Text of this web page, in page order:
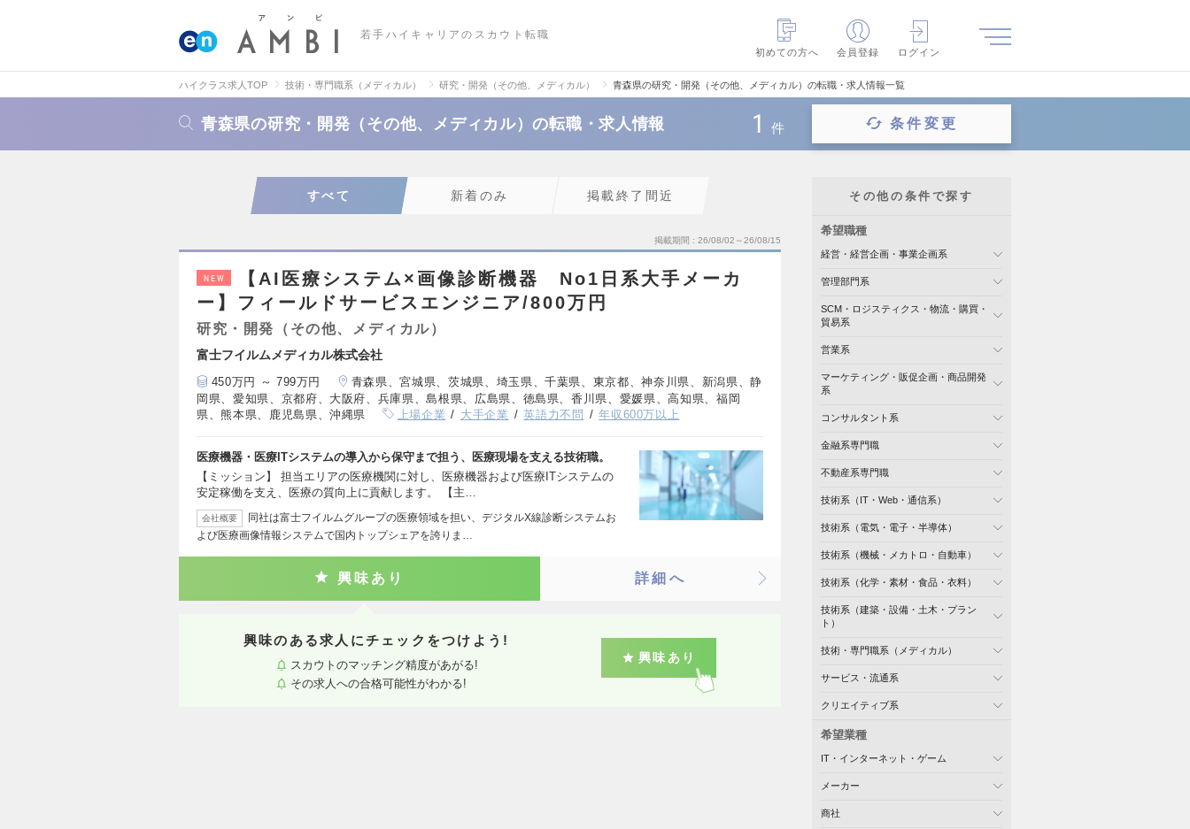
若手ハイキャリアのスカウト転職
初めての方へ
会員登録 ログイン
ハイクラス求人TOP 技術・専門職系（メディカル） 研究・開発（その他、メディカル） 青森県の研究・開発（その他、メディカル）の転職・求人情報一覧
青森県の研究・開発（その他、メディカル）の転職・求人情報 1 件 条件変更
すべて 新着のみ 掲載終了間近
掲載期間 26/08/02～26/08/15
NEW
【AI医療システム×画像診断機器 No1日系大手メーカ
ー】フィールドサービスエンジニア/800万円
研究・開発（その他、メディカル）
富士フイルムメディカル株式会社
450万円 ～ 799万円
青森県、宮城県、茨城県、埼玉県、千葉県、東京都、神奈川県、新潟県、静
岡県、愛知県、京都府、大阪府、兵庫県、島根県、広島県、徳島県、香川県、愛媛県、高知県、福岡
県、熊本県、鹿児島県、沖縄県
上場企業 大手企業 英語力不問 年収600万以上
医療機器・医療ITシステムの導入から保守まで担う、医療現場を支える技術職。
【ミッション】 担当エリアの医療機関に対し、医療機器および医療ITシステムの
安定稼働を支え、医療の質向上に貢献します。 【主…
会社概要
同社は富士フイルムグループの医療領域を担い、デジタルX線診断システムお
よび医療画像情報システムで国内トップシェアを誇りま…
興味あり 詳細へ
興味のある求人にチェックをつけよう!
スカウトのマッチング精度があがる!
その求人への合格可能性がわかる!
興味あり
その他の条件で探す
希望職種
経営・経営企画・事業企画系
管理部門系
SCM・ロジスティクス・物流・購買・
貿易系
営業系
マーケティング・販促企画・商品開発
系
コンサルタント系
金融系専門職
不動産系専門職
技術系（IT・Web・通信系）
技術系（電気・電子・半導体）
技術系（機械・メカトロ・自動車）
技術系（化学・素材・食品・衣料）
技術系（建築・設備・土木・プラン
ト）
技術・専門職系（メディカル）
サービス・流通系
クリエイティブ系
希望業種
IT・インターネット・ゲーム
メーカー
商社